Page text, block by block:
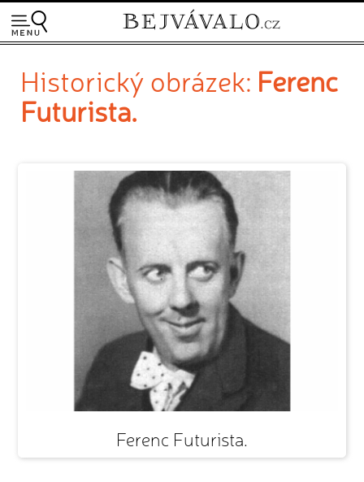
Historický obrázek: Ferenc
Futurista.
Ferenc Futurista.